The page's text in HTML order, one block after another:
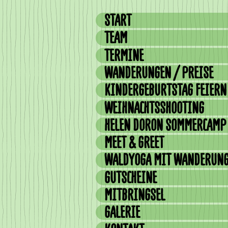
START
TEAM
TERMINE
WANDERUNGEN / PREISE
KINDERGEBURTSTAG FEIERN
WEIHNACHTSSHOOTING
HELEN DORON SOMMERCAMP
MEET & GREET
WALDYOGA MIT
GUTSCHEINE
MITBRINGSEL
GALERIE